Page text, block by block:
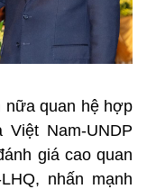
nữa quan hệ hợp
Nam-UNDP
giá cao quan
nhấn mạnh